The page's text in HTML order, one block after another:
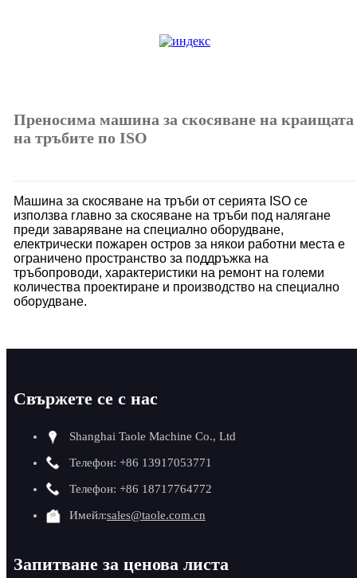
Преносима машина за скосяване на краищата
на тръбите по ISO
Машина за скосяване на тръби от серията ISO се
използва главно за скосяване на тръби под налягане
преди заваряване на специално оборудване,
електрически пожарен остров за някои работни места е
ограничено пространство за поддръжка на
тръбопроводи, характеристики на ремонт на големи
количества проектиране и производство на специално
оборудване.
Свържете се с нас
Shanghai Taole Machine Co., Ltd
Телефон: +86 13917053771
Телефон: +86 18717764772
Имейл:sales@taole.com.cn
Запитване за ценова листа